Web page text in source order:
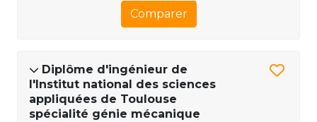
Comparer
Diplôme d'ingénieur de
l'Institut national des sciences
appliquées de Toulouse
spécialité génie mécanique